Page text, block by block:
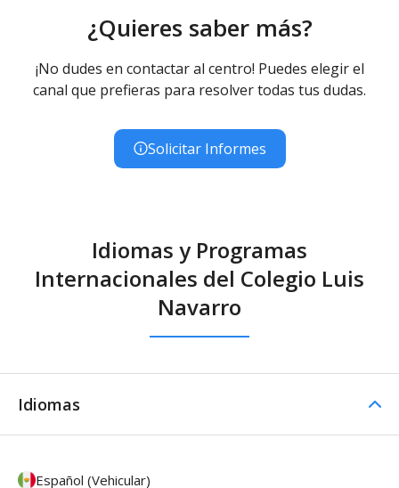
¿Quieres saber más?
¡No dudes en contactar al centro! Puedes elegir el
canal que prefieras para resolver todas tus dudas.
Solicitar Informes
Idiomas y Programas
Internacionales del Colegio Luis
Navarro
Idiomas
Español (Vehicular)